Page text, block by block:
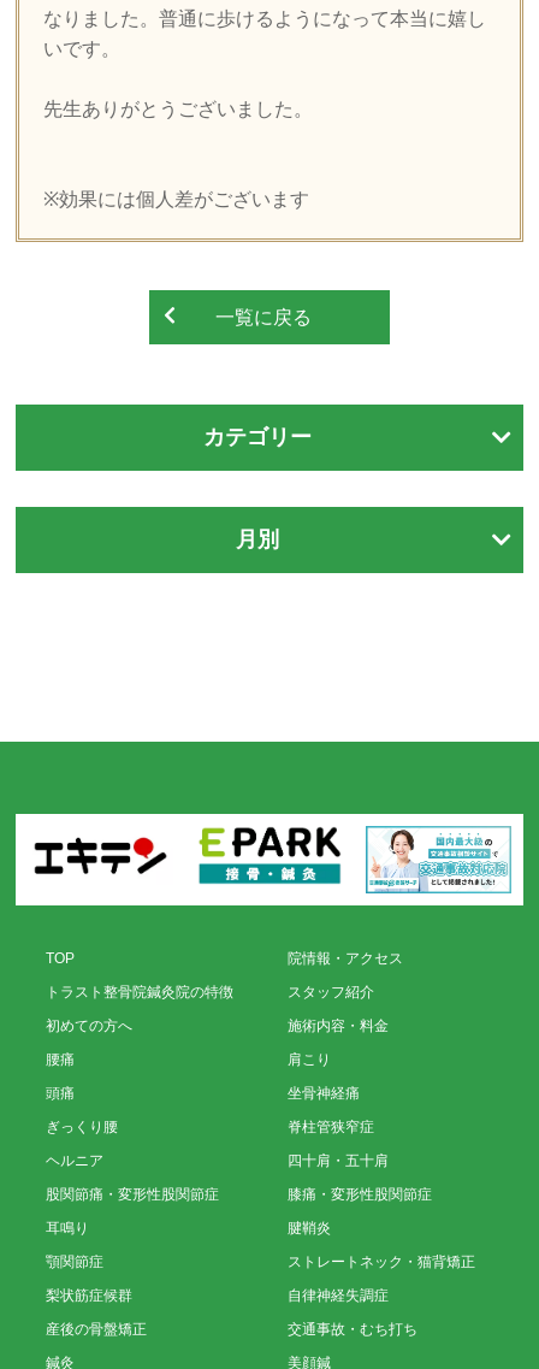
なりました。普通に歩けるようになって本当に嬉し
いです。
先生ありがとうございました。
※効果には個人差がございます
一覧に戻る
カテゴリー
月別
TOP
院情報・アクセス
トラスト整骨院鍼灸院の特徴
スタッフ紹介
初めての方へ
施術内容・料金
腰痛
肩こり
頭痛
坐骨神経痛
ぎっくり腰
脊柱管狭窄症
ヘルニア
四十肩・五十肩
股関節痛・変形性股関節症
膝痛・変形性股関節症
耳鳴り
腱鞘炎
顎関節症
ストレートネック・猫背矯正
梨状筋症候群
自律神経失調症
産後の骨盤矯正
交通事故・むち打ち
鍼灸
美顔鍼